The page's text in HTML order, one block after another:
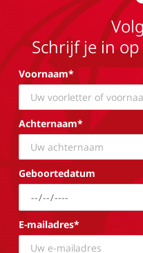
Schrijf je in
Voornaam*
Achternaam*
Geboortedatum
E-mailadres*